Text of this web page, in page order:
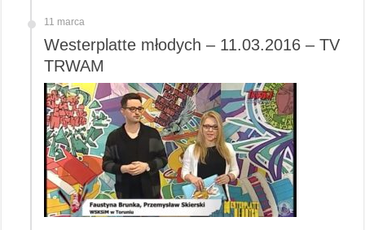
11 marca
Westerplatte młodych – 11.03.2016 – TV
TRWAM